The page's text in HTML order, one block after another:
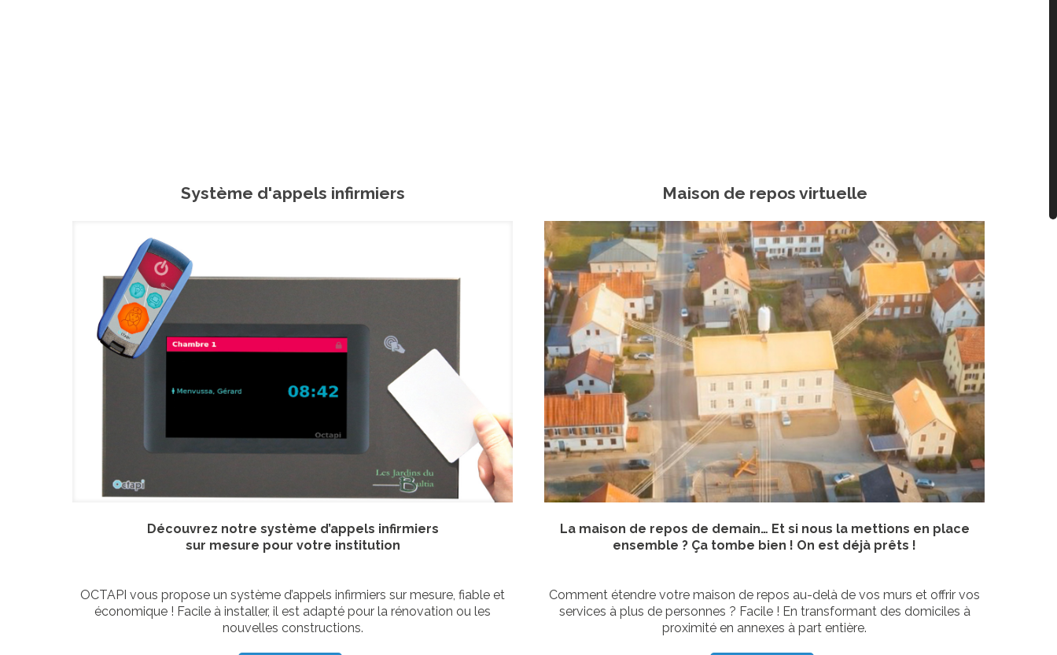
Système d'appels infirmiers
Découvrez notre système d’appels infirmiers
sur mesure pour votre institution
OCTAPI vous propose un système d’appels infirmiers sur mesure, fiable et
économique ! Facile à installer, il est adapté pour la rénovation ou les
nouvelles constructions.
Maison de repos virtuelle
La maison de repos de demain… Et si nous la mettions en place
ensemble ? Ça tombe bien ! On est déjà prêts !
Comment étendre votre maison de repos au-delà de vos murs et offrir vos
services à plus de personnes ? Facile ! En transformant des domiciles à
proximité en annexes à part entière.